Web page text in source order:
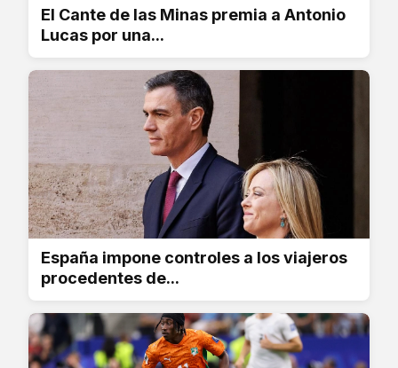
El Cante de las Minas premia a Antonio
Lucas por una...
España impone controles a los viajeros
procedentes de...